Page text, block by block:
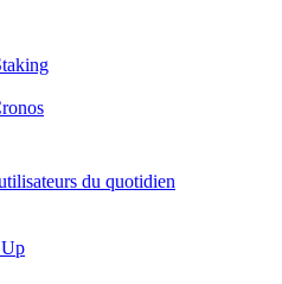
du quotidien